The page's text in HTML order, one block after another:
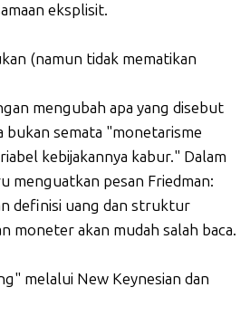
eksplisit.
(namun tidak mematikan
mengubah apa yang disebut
bukan semata "monetarisme
kebijakannya kabur." Dalam
menguatkan pesan Friedman:
definisi uang dan struktur
moneter akan mudah salah baca.
melalui New Keynesian dan